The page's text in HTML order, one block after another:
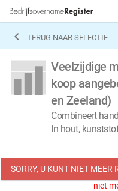
 TERUG NAAR SELECTIE
Veelzijdige
koop
en Zeeland)
Combineert
In hout,
SORRY, U KUNT NIET MEER
niet